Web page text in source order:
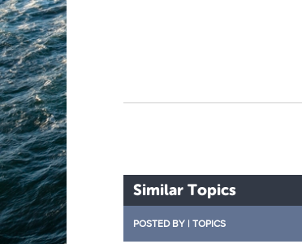
Similar Topics
POSTED BY | TOPICS